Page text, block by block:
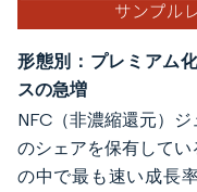
形態別：プレミアム
スの急増
NFC（非濃縮還元）ジ
のシェアを保有して
の中で最も速い成長